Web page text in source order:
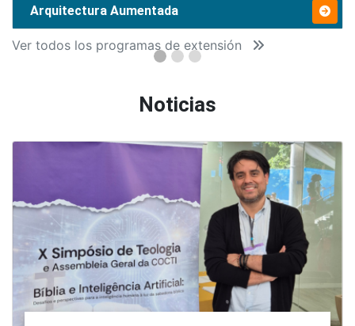
Arquitectura Aumentada
Ver todos los programas de extensión
Noticias